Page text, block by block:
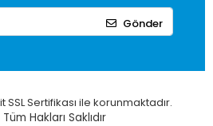
Gönder
Sertifikası ile korunmaktadır.
Tüm Hakları Saklıdır